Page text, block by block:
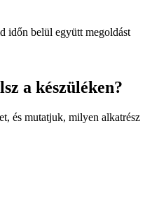
időn belül együtt megoldást
a készüléken?
és mutatjuk, milyen alkatrész